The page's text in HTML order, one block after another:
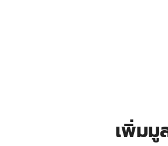
เพิ่มมู